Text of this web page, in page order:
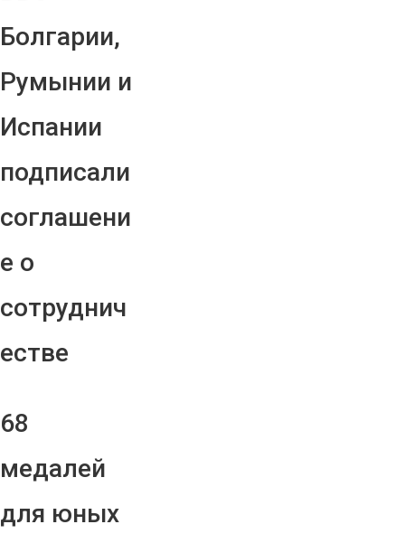
Болгарии,
Румынии и
Испании
подписали
соглашени
е о
сотруднич
естве
68
медалей
для юных